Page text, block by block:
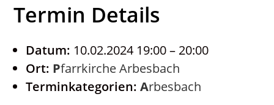
Termin Details
Datum: 10.02.2024 19:00– 20:00
Ort:
Pfarrkirche Arbesbach
Terminkategorien:
Arbesbach